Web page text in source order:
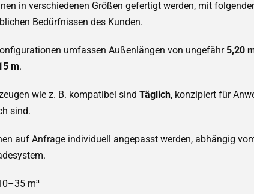
in verschiedenen Größen gefertigt werden, mit
Bedürfnissen des Kunden.
umfassen Außenlängen von ungefähr5,20
m.
wie z. B. kompatibel sind Täglich, konzipiert für
sind.
auf Anfrage individuell angepasst werden, abhängig
m³